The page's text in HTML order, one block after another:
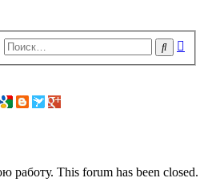
Поиск
работу. This forum has been closed.